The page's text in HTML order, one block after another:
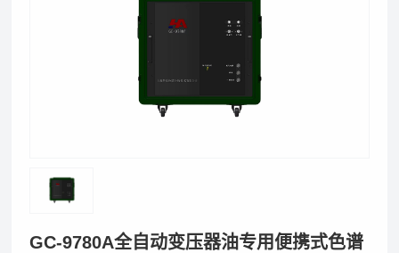
GC-9780A全自动变压器油专用便携式色谱